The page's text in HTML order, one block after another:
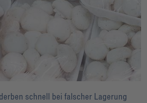
schnell bei falscher Lagerung